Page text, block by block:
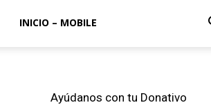
INICIO – MOBILE
Ayúdanos con tu Donativo